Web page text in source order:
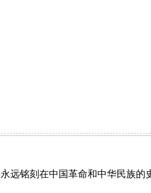
远铭刻在中国革命和中华民族的